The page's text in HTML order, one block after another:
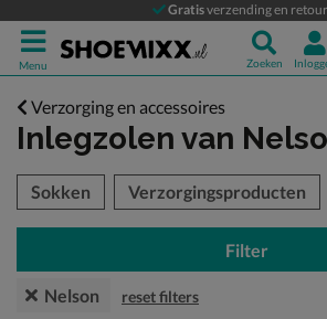
Gratisverzending en
Menu Zoeken
Verzorging en accessoires
Inlegzolen van
over
Sokken Verzorgingsproducten
Filter
Nelson reset filters